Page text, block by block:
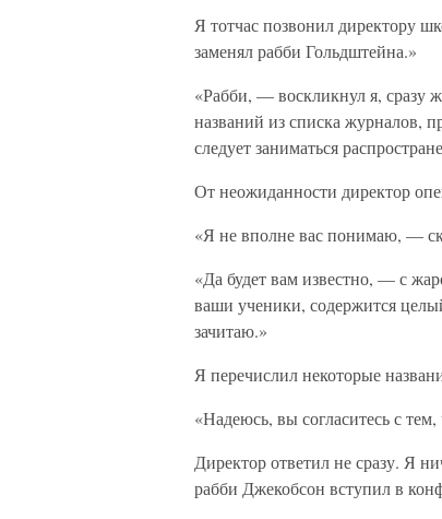
Я тотчас позвонил директору
заменял рабби Гольдштейна.»
«Рабби, — воскликнул я, сразу
названий из списка журналов,
следует заниматься
От неожиданности директор
«Я не вполне вас понимаю, —
«Да будет вам известно, — с
ваши ученики, содержится
зачитаю.»
Я перечислил некоторые
«Надеюсь, вы согласитесь с
Директор ответил не сразу. Я
рабби Джекобсон вступил в